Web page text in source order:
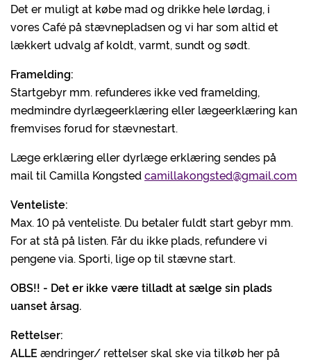
Det er muligt at købe mad og drikke hele lørdag, i
vores Café på stævnepladsen og vi har som altid et
lækkert udvalg af koldt, varmt, sundt og sødt.
Framelding:
Startgebyr mm. refunderes ikke ved framelding,
medmindre dyrlægeerklæring eller lægeerklæring kan
fremvises forud for stævnestart.
Læge erklæring eller dyrlæge erklæring sendes på
mail til Camilla Kongstedcamillakongsted@gmail.com
Venteliste:
Max. 10 på venteliste. Du betaler fuldt start gebyr mm.
For at stå på listen. Får du ikke plads, refundere vi
pengene via. Sporti, lige op til stævne start.
OBS!! - Det er ikke være tilladt at sælge sin plads
uanset årsag.
Rettelser:
ALLE ændringer/ rettelser skal ske via tilkøb her på